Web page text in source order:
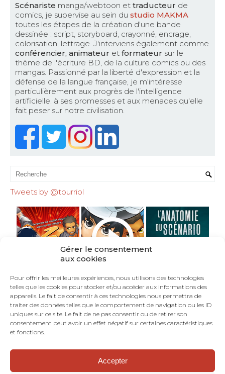
Gérer le consentement
aux cookies
Pour offrir les meilleures expériences, nous utilisons des technologies
telles que les cookies pour stocker et/ou accéder aux informations des
appareils. Le fait de consentir à ces technologies nous permettra de
traiter des données telles que le comportement de navigation ou les ID
uniques sur ce site. Le fait de ne pas consentir ou de retirer son
consentement peut avoir un effet négatif sur certaines caractéristiques
et fonctions.
Accepter
Scénariste manga/webtoon et traducteur de
comics, je supervise au sein du studio MAKMA
toutes les étapes de la création d'une bande
dessinée : script, storyboard, crayonné, encrage,
colorisation, lettrage. J'interviens également comme
conférencier, animateur et formateur sur le
thème de l'écriture BD, de la culture comics ou des
mangas. Passionné par la liberté d'expression et la
défense de la langue française, je m'intéresse
particulièrement aux progrès de l'intelligence
artificielle. à ses promesses et aux menaces qu'elle
fait peser sur notre civilisation.
Tweets by @tourriol
©TOURRIOL.COM - En Français dans le Texte :